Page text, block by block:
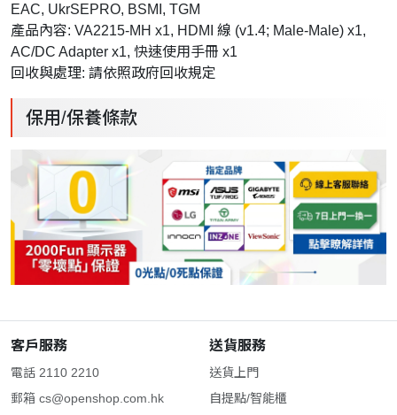
EAC, UkrSEPRO, BSMI, TGM
產品內容: VA2215-MH x1, HDMI 線 (v1.4; Male-Male) x1,
AC/DC Adapter x1, 快速使用手冊 x1
回收與處理: 請依照政府回收規定
保用/保養條款
客戶服務
電話 2110 2210
郵箱 cs@openshop.com.hk
送貨服務
送貨上門
自提點/智能櫃